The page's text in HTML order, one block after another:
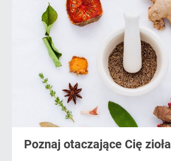
Poznaj otaczające Cię zioła